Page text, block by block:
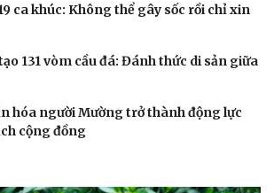
ca khúc: Không thể gây sốc rồi chỉ xin
131 vòm cầu đá: Đánh thức di sản giữa
hóa người Mường trở thành động lực
cộng đồng